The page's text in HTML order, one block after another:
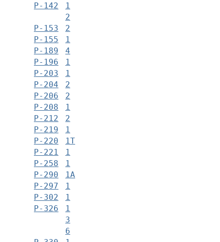
Р-142
1
2
Р-153
2
Р-155
1
Р-189
4
Р-196
1
Р-203
1
Р-204
2
Р-206
2
Р-208
1
Р-212
2
Р-219
1
Р-220
1Т
Р-221
1
Р-258
1
Р-290
1А
Р-297
1
Р-302
1
Р-326
1
3
6